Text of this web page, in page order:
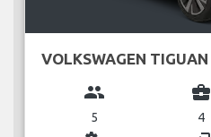
VOLKSWAGEN TIGUAN
group
5
business_center
4